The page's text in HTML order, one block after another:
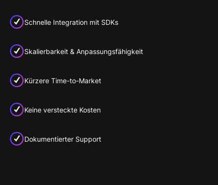
Schnelle Integration mit SDKs
Skalierbarkeit & Anpassungsfähigkeit
Kürzere Time-to-Market
Keine versteckte Kosten
Dokumentierter Support